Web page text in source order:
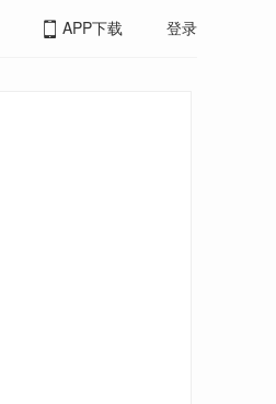
APP下载 登录